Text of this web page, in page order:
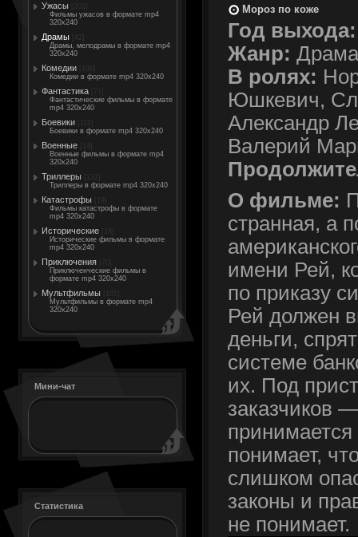
Ужасы
Фильмы ужасов в формате mp4
320x240
Драмы
Драмы, мелодрамы в формате mp4
320x240
Комедии
Комедии в формате mp4 320x240
Фантастика
Фантастические фильмы в формате
mp4 320x240
Боевики
Боевики в формате mp4 320x240
Военные
Военные фильмы в формате mp4
320x240
Триллеры
Триллеры в формате mp4 320x240
Катастрофы
Фильмы катастрофы в формате
mp4 320x240
Исторические
Исторические фильмы в формате
mp4 320x240
Приключения
Приключенческие фильмы в
формате mp4 320x240
Мультфильмы
Мультфильмы в формате mp4
320x240
Мини-чат
Статистика
Мороз по коже
Год выхода:
Жанр: Драма
В ролях:
Юшкевич,
Александр
Валерий
О фильме:
странная, а
имени Рей,
по приказу
Рей должен
деньги,
системе
их. Под
заказчиков
принимается
понимает,
слишком
законы и
не понимает.